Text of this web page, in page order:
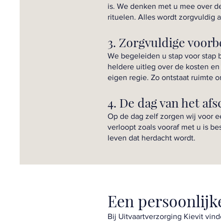
is. We denken met u mee over
rituelen. Alles wordt zorgvuldig
3. Zorgvuldige
We begeleiden u stap voor stap
heldere uitleg over de kosten
eigen regie. Zo ontstaat ruimte
4. De dag van het
Op de dag zelf zorgen wij voor
verloopt zoals vooraf met u is
leven dat herdacht wordt.
Een
Bij Uitvaartverzorging Kievit